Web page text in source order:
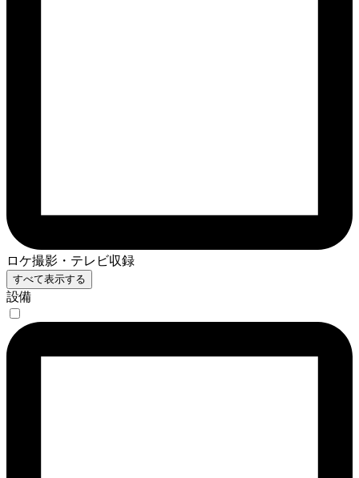
ロケ撮影・テレビ収録
すべて表示する
設備